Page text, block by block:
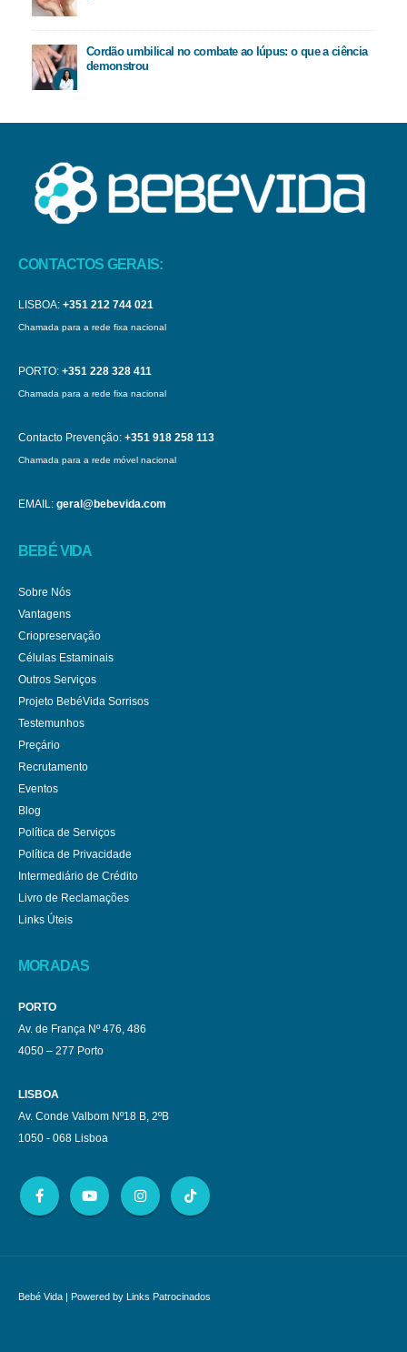
Cordão umbilical no combate ao lúpus: o que a ciência
demonstrou
CONTACTOS GERAIS:
LISBOA: +351 212 744 021
Chamada para a rede fixa nacional
PORTO: +351 228 328 411
Chamada para a rede fixa nacional
Contacto Prevenção: +351 918 258 113
Chamada para a rede móvel nacional
EMAIL: geral@bebevida.com
BEBÉ VIDA
Sobre Nós
Vantagens
Criopreservação
Células Estaminais
Outros Serviços
Projeto BebéVida Sorrisos
Testemunhos
Preçário
Recrutamento
Eventos
Blog
Política de Serviços
Política de Privacidade
Intermediário de Crédito
Livro de Reclamações
Links Úteis
MORADAS
PORTO
Av. de França Nº 476, 486
4050 – 277 Porto
LISBOA
Av. Conde Valbom Nº18 B, 2ºB
1050 - 068 Lisboa
Bebé Vida | Powered by Links Patrocinados